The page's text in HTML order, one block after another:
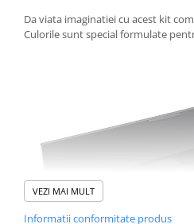
Da viata imaginatiei cu acest kit
Culorile sunt special formulate
VEZI MAI MULT
Informatii conformitate produs